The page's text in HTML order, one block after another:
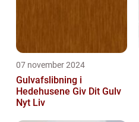
07 november 2024
Gulvafslibning i
Hedehusene Giv Dit Gulv
Nyt Liv